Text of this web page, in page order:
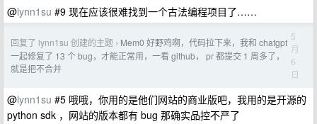
@lynn1su #9 现在应该很难找到一个古法编程项目了……
回复了 lynn1su 创建的主题 › Mem0 好野鸡啊，代码拉下来，我和 chatgpt
一起修复了 13 个 bug，才能正常用，一看 github， pr 都提交 1 周多了，
就是把不合并
5
月
6
日
@lynn1su #5 哦哦，你用的是他们网站的商业版吧，我用的是开源的
python sdk ，网站的版本都有 bug 那确实品控不严了